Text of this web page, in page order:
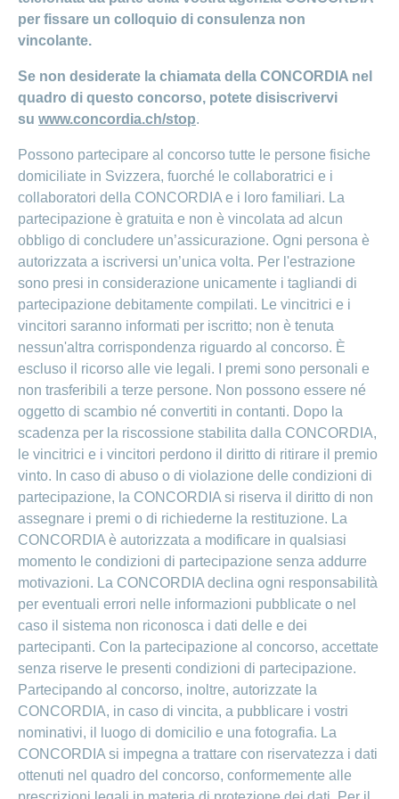
Indennità
giornaliera
mia
figlia
o
figlio
la
mia
la
sezione
Trasloco
Da
Svizzera
la
salute
Ricerca
centri
di
consulenza
Click
Find
Farmaci
generici
Esami
medici
preventivi
consulenza
sulla
salute
su
24
Consulenza
farmaci
generici
Consulenza
sulla
prevenzione
delle
cadute
Consulenza
in
medicina
complementare
Consulenza
per
vaccinazioni
e
viaggi
essere
genitori
sezione
Desiderio
di
maternità
Gravidanza
parto
È
nato
il
bebè
Prestazioni
copertura
dei
costi
addebitamento
diretto
(LSV+
DD)
Cambiamento
di
Cambiamento
di
modello
assicurativo
Modifica
del
HMO
o
myDoc
Modifica
del
conto
Modifica
della
franchigia
Modifica
della
lingua
Modifica
della
modalità
di
pagamento
Notifica
di
decesso
Notifica
infortunio
sezione
della
polizza
Consigli
per
risparmiare
Nascondi
o
mostra
sezione
Sull'assicurazione
Sui
medicamenti
operazioni
agli
occhi
Riduzione
dei
premi
Conteggio
prestazioni
e
controllo
fatture
myCONCORDIA
– Portale clienti
e applicazione
Nascondi
mostra
sezione
Registrazione
Rimborso
delle
fatture
Condizioni
d’assicurazione
Rilasciare
procura
Cliente
porta
cliente
Cambiare
assicuratore
e passare
alla
CONCORDIA
Alimentazione
CONCORDIA
Active
CONCORDIA
Info
Movimento
Salute
Conci-
World
Blog
di
Conci
Conci-
Creative
>
Vizzualizza
tutti
gli
articoli
con
Conci
ricette
Conci
sezione
Tour
delle
Il
Paese
die
MS
Sports
Concorsi
Nascondi
mostra
la
sezione
Concorso
famiglie
Estrazione
Paese
dei
ragazzi
Estrazione
biglietti
MS
Sports
Camp
la
sezione
Organizzazione
d'amministrazione
Comitato
Il
profilo
Nascondi
mostra
sezione
di
Protezione
dei
dati
Missione
Esercizio
Perché
CONCORDIA?
Nascondi
mostra
la
sezione
Soddisfazione
clientela
Partner di
cooperazione
– la Mobiliare
Partner di
cooperazione
– Pro
Juventute
Sponsorizzazioni
Nascondi
o
mostra
la
sezione
Richieste
di
sponsorizzazione
Lavorare
presso
CONCORDIA
Nascondi
o
mostra
la
sezione
Posti
vacanti
Motivi
perché
lavorare
CONCORDIA
per
la
tua
candidatura
Il
Team
delle
risorse
umane
Contatto
Nascondi
o
la
sezione
Feedback
Ufficio stampa
e
comunicazione
Fornitori di
prestazioni
Nascondi
o
la
sezione
Tariffa
590
per fissare un colloquio di consulenza non
vincolante.
Se non desiderate la chiamata della CONCORDIA nel
quadro di questo concorso, potete disiscrivervi
su www.concordia.ch/stop.
Possono partecipare al concorso tutte le persone fisiche
domiciliate in Svizzera, fuorché le collaboratrici e i
collaboratori della CONCORDIA e i loro familiari. La
partecipazione è gratuita e non è vincolata ad alcun
obbligo di concludere un’assicurazione. Ogni persona è
autorizzata a iscriversi un’unica volta. Per l'estrazione
sono presi in considerazione unicamente i tagliandi di
partecipazione debitamente compilati. Le vincitrici e i
vincitori saranno informati per iscritto; non è tenuta
nessun'altra corrispondenza riguardo al concorso. È
escluso il ricorso alle vie legali. I premi sono personali e
non trasferibili a terze persone. Non possono essere né
oggetto di scambio né convertiti in contanti. Dopo la
scadenza per la riscossione stabilita dalla CONCORDIA,
le vincitrici e i vincitori perdono il diritto di ritirare il premio
vinto. In caso di abuso o di violazione delle condizioni di
partecipazione, la CONCORDIA si riserva il diritto di non
assegnare i premi o di richiederne la restituzione. La
CONCORDIA è autorizzata a modificare in qualsiasi
momento le condizioni di partecipazione senza addurre
motivazioni. La CONCORDIA declina ogni responsabilità
per eventuali errori nelle informazioni pubblicate o nel
caso il sistema non riconosca i dati delle e dei
partecipanti. Con la partecipazione al concorso, accettate
senza riserve le presenti condizioni di partecipazione.
Partecipando al concorso, inoltre, autorizzate la
CONCORDIA, in caso di vincita, a pubblicare i vostri
nominativi, il luogo di domicilio e una fotografia. La
CONCORDIA si impegna a trattare con riservatezza i dati
ottenuti nel quadro del concorso, conformemente alle